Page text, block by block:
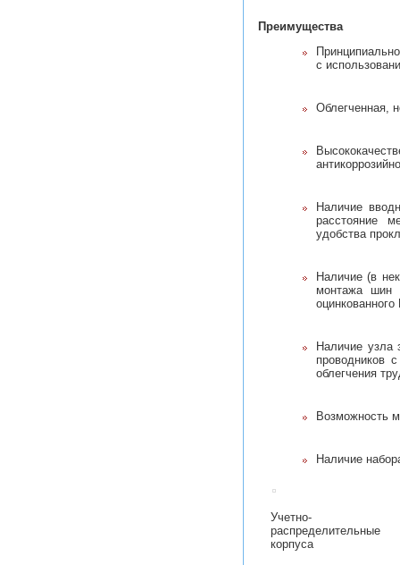
Преимущества
с
Облегченная,
Наличие
расстояние
удобства
Наличие (в
монтажа шин
Наличие узла
проводников
облегчения
Возможность
Наличие
Учетно-
распределительные
корпуса